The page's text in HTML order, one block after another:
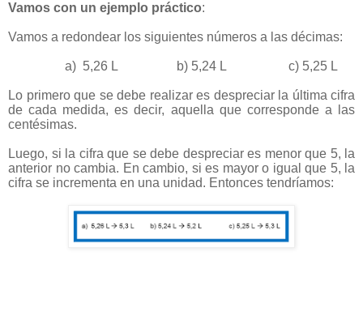
Vamos con un ejemplo práctico:
Vamos a redondear los siguientes números a las décimas:
a) 5,26 L b) 5,24 L c) 5,25 L
Lo primero que se debe realizar es despreciar la última cifra
de cada medida, es decir, aquella que corresponde a las
centésimas.
Luego, si la cifra que se debe despreciar es menor que 5, la
anterior no cambia. En cambio, si es mayor o igual que 5, la
cifra se incrementa en una unidad. Entonces tendríamos: